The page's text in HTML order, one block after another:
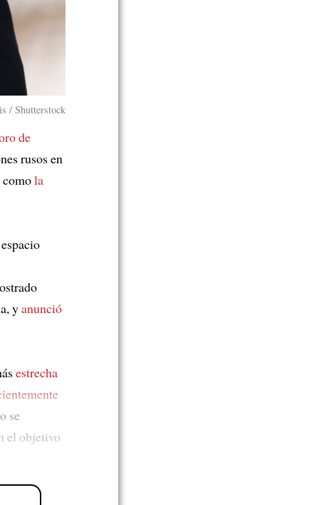
/ Shutterstock
de
rusos en
comola
yanunció
estrecha
se
el objetivo